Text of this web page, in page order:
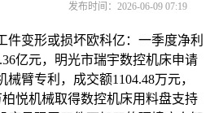
发布时间：2026-06-09 07:19
变形或损坏欧科亿：一季度净利
亿元，明光市瑞宇数控机床申请
臂专利，成交额1104.48万元，
悦机械取得数控机床用料盘支持